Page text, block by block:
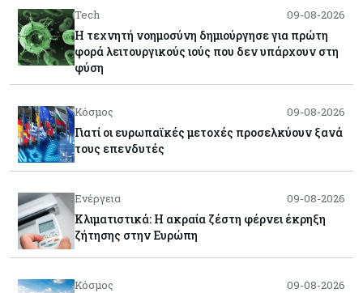
Tech 09-08-2026
Η τεχνητή νοημοσύνη δημιούργησε για πρώτη
φορά λειτουργικούς ιούς που δεν υπάρχουν στη
φύση
Κόσμος 09-08-2026
Γιατί οι ευρωπαϊκές μετοχές προσελκύουν ξανά
τους επενδυτές
Ενέργεια 09-08-2026
Κλιματιστικά: Η ακραία ζέστη φέρνει έκρηξη
ζήτησης στην Ευρώπη
Κόσμος 09-08-2026